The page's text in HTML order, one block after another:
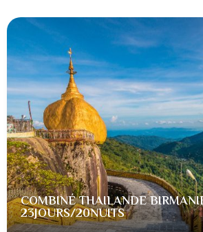
COMBINÉ THAILANDE
23JOURS/20NUITS